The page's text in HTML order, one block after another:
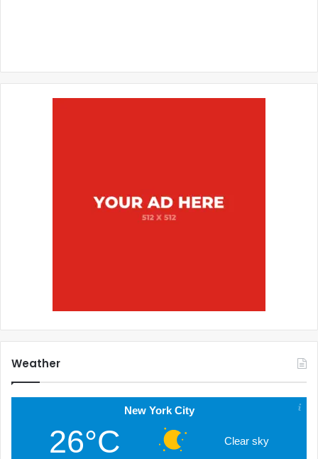
Weather
New York City
26°C Clear sky